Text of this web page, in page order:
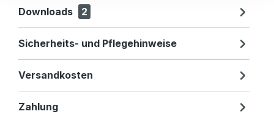
Downloads 2
Sicherheits- und Pflegehinweise
Versandkosten
Zahlung